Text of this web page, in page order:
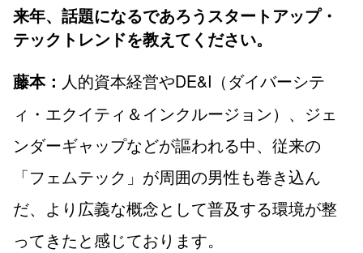
来年、話題になるであろうスタートアップ・
テックトレンドを教えてください。
藤本： 人的資本経営やDE&I（ダイバーシテ
ィ・エクイティ＆インクルージョン）、ジェ
ンダーギャップなどが謳われる中、従来の
「フェムテック」が周囲の男性も巻き込ん
だ、より広義な概念として普及する環境が整
ってきたと感じております。